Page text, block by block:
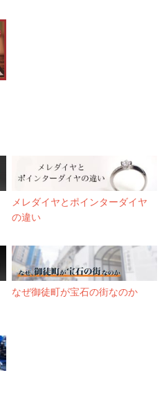
メレダイヤとポインターダイヤ
の違い
なぜ御徒町が宝石の街なのか